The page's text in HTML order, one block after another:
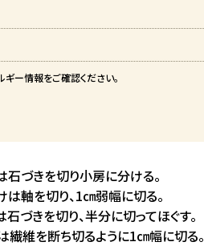
ー情報をご確認ください。
石づきを切り小房に分ける。
は軸を切り、1㎝弱幅に切る。
石づきを切り、半分に切ってほぐす。
繊維を断ち切るように1㎝幅に切る。